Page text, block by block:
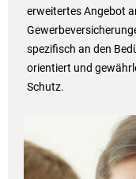
erweitertes Angebot
spezifisch an den
orientiert und
Schutz.